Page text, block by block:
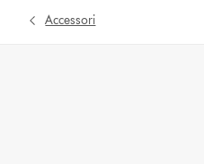
Accessori